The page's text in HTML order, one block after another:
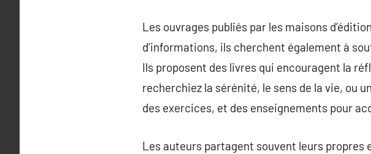
Les ouvrages publiés par les maisons
d’informations, ils cherchent également à
Ils proposent des livres qui encouragent la
recherchiez la sérénité, le sens de la vie, ou
des exercices, et des enseignements pour
Les auteurs partagent souvent leurs